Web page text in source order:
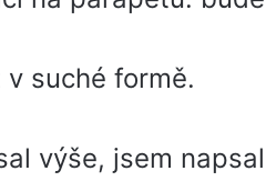
suché formě.
výše, jsem napsal